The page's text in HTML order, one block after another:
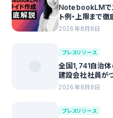
NotebookLMで
ト例・上限まで
2026年8月8日
プレスリリース
全国1,741自治
建設会社社員が
2026年8月8日
プレスリリース